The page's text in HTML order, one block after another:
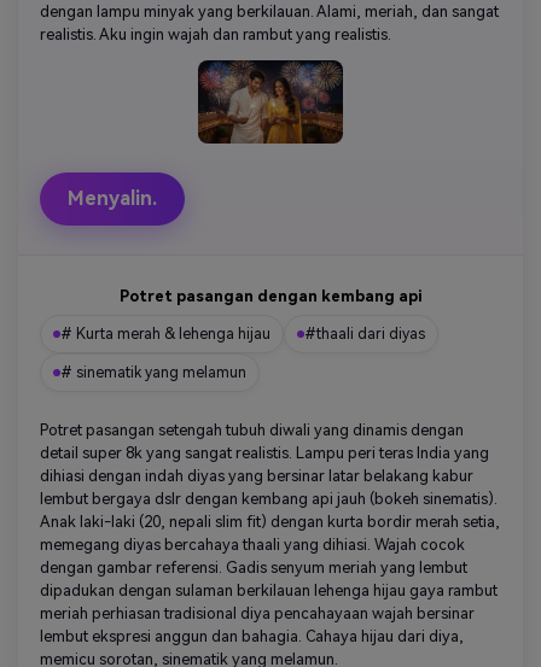
dengan lampu minyak yang berkilauan. Alami, meriah, dan sangat
realistis. Aku ingin wajah dan rambut yang realistis.
Menyalin.
Potret pasangan dengan kembang api
# Kurta merah & lehenga hijau #thaali dari diyas
# sinematik yang melamun
Potret pasangan setengah tubuh diwali yang dinamis dengan
detail super 8k yang sangat realistis. Lampu peri teras India yang
dihiasi dengan indah diyas yang bersinar latar belakang kabur
lembut bergaya dslr dengan kembang api jauh (bokeh sinematis).
Anak laki-laki (20, nepali slim fit) dengan kurta bordir merah setia,
memegang diyas bercahaya thaali yang dihiasi. Wajah cocok
dengan gambar referensi. Gadis senyum meriah yang lembut
dipadukan dengan sulaman berkilauan lehenga hijau gaya rambut
meriah perhiasan tradisional diya pencahayaan wajah bersinar
lembut ekspresi anggun dan bahagia. Cahaya hijau dari diya,
memicu sorotan, sinematik yang melamun.